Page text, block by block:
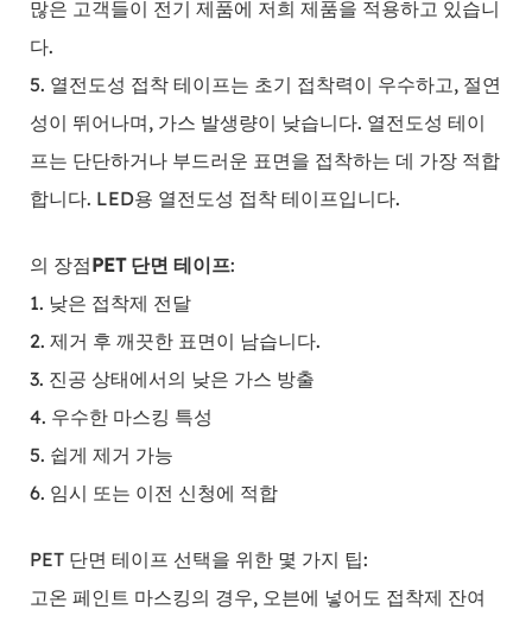
많은 고객들이 전기 제품에 저희 제품을 적용하고 있습니
다.
5. 열전도성 접착 테이프는 초기 접착력이 우수하고, 절연
성이 뛰어나며, 가스 발생량이 낮습니다. 열전도성 테이
프는 단단하거나 부드러운 표면을 접착하는 데 가장 적합
합니다. LED용 열전도성 접착 테이프입니다.
의 장점PET 단면 테이프:
1. 낮은 접착제 전달
2. 제거 후 깨끗한 표면이 남습니다.
3. 진공 상태에서의 낮은 가스 방출
4. 우수한 마스킹 특성
5. 쉽게 제거 가능
6. 임시 또는 이전 신청에 적합
PET 단면 테이프 선택을 위한 몇 가지 팁:
고온 페인트 마스킹의 경우, 오븐에 넣어도 접착제 잔여